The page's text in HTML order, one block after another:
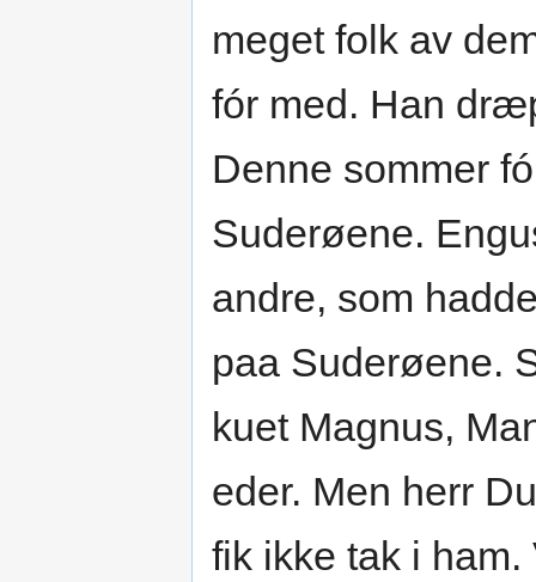
meget folk av
fór med. Han
Denne sommer
Suderøene.
andre, som
paa Suderøene.
kuet Magnus,
eder. Men herr
fik ikke tak i